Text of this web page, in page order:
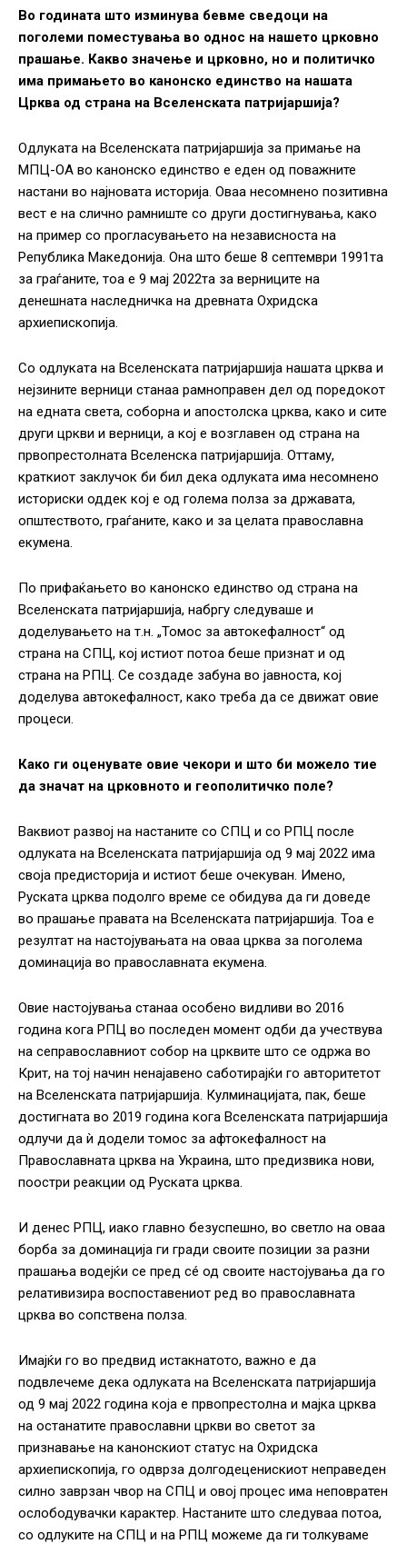
Во годината што изминува бевме сведоци на
поголеми поместувања во однос на нашето црковно
прашање. Какво значење и црковно, но и политичко
има примањето во канонско единство на нашата
Црква од страна на Вселенската патријаршија?
Одлуката на Вселенската патријаршија за примање на
МПЦ-ОА во канонско единство е еден од поважните
настани во најновата историја. Оваа несомнено позитивна
вест е на слично рамниште со други достигнувања, како
на пример со прогласувањето на независноста на
Република Македонија. Она што беше 8 септември 1991та
за граѓаните, тоа е 9 мај 2022та за верниците на
денешната наследничка на древната Охридска
архиепископија.
Со одлуката на Вселенската патријаршија нашата црква и
нејзините верници станаа рамноправен дел од поредокот
на едната света, соборна и апостолска црква, како и сите
други цркви и верници, а кој е возглавен од страна на
првопрестолната Вселенска патријаршија. Оттаму,
краткиот заклучок би бил дека одлуката има несомнено
историски оддек кој е од голема полза за државата,
општеството, граѓаните, како и за целата православна
екумена.
По прифаќањето во канонско единство од страна на
Вселенската патријаршија, набргу следуваше и
доделувањето на т.н. „Томос за автокефалност“ од
страна на СПЦ, кој истиот потоа беше признат и од
страна на РПЦ. Се создаде забуна во јавноста, кој
доделува автокефалност, како треба да се движат овие
процеси.
Како ги оценувате овие чекори и што би можело тие
да значат на црковното и геополитичко поле?
Ваквиот развој на настаните со СПЦ и со РПЦ после
одлуката на Вселенската патријаршија од 9 мај 2022 има
своја предисторија и истиот беше очекуван. Имено,
Руската црква подолго време се обидува да ги доведе
во прашање правата на Вселенската патријаршија. Тоа е
резултат на настојувањата на оваа црква за поголема
доминација во православната екумена.
Овие настојувања станаа особено видливи во 2016
година кога РПЦ во последен момент одби да учествува
на сеправославниот собор на црквите што се одржа во
Крит, на тој начин ненајавено саботирајќи го авторитетот
на Вселенската патријаршија. Кулминацијата, пак, беше
достигната во 2019 година кога Вселенската патријаршија
одлучи да ѝ додели томос за афтокефалност на
Православната црква на Украина, што предизвика нови,
поостри реакции од Руската црква.
И денес РПЦ, иако главно безуспешно, во светло на оваа
борба за доминација ги гради своите позиции за разни
прашања водејќи се пред сé од своите настојувања да го
релативизира воспоставениот ред во православната
црква во сопствена полза.
Имајќи го во предвид истакнатото, важно е да
подвлечеме дека одлуката на Вселенската патријаршија
од 9 мај 2022 година која е првопрестолна и мајка црква
на останатите православни цркви во светот за
признавање на канонскиот статус на Охридска
архиепископија, го одврза долгодеценискиот неправеден
силно заврзан чвор на СПЦ и овој процес има неповратен
ослободувачки карактер. Настаните што следуваа потоа,
со одлуките на СПЦ и на РПЦ можеме да ги толкуваме